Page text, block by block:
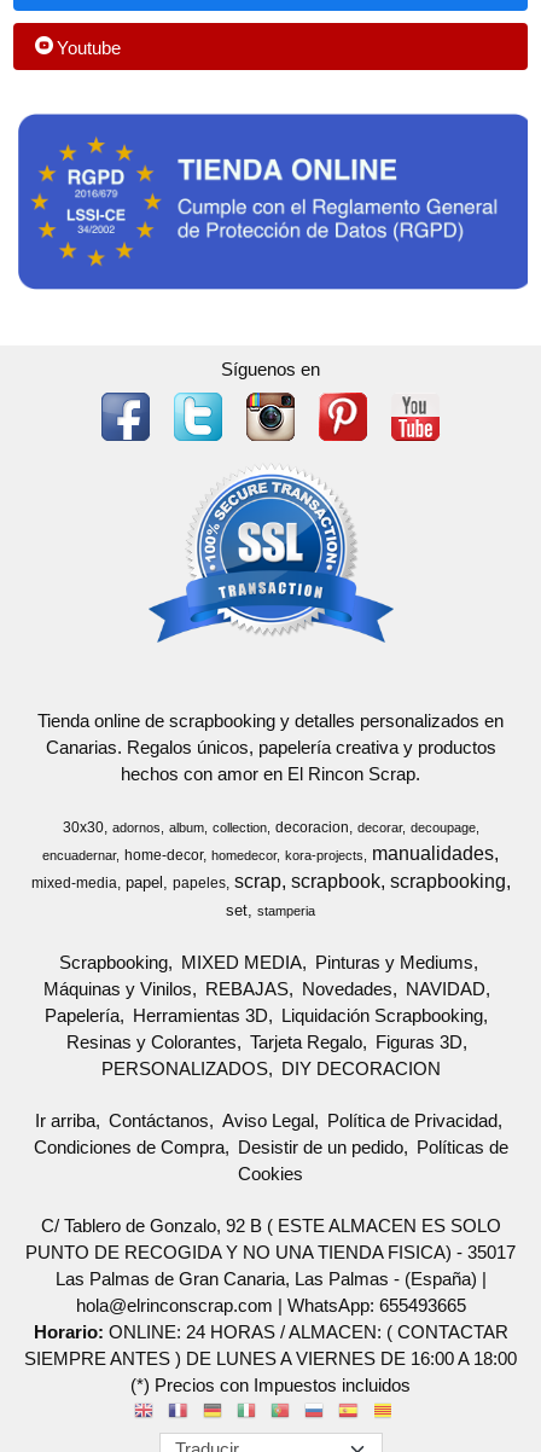
Youtube
Síguenos en
Tienda online de scrapbooking y detalles personalizados en
Canarias. Regalos únicos, papelería creativa y productos
hechos con amor en El Rincon Scrap.
30x30 adornos album collection decoracion decorar
decoupage
encuadernar
home-decor homedecor kora-projects manualidades
mixed-media papel papeles scrap scrapbook scrapbooking
set stamperia
Scrapbooking MIXED MEDIA
Pinturas y Mediums
Máquinas y Vinilos
REBAJAS Novedades
NAVIDAD
Papelería
Herramientas 3D
Liquidación Scrapbooking
Resinas y Colorantes
Tarjeta Regalo
Figuras 3D
PERSONALIZADOS
DIY DECORACION
Ir arriba Contáctanos Aviso Legal
Política de Privacidad
Condiciones de Compra
Desistir de un pedido
Políticas de
Cookies
C/ Tablero de Gonzalo, 92 B ( ESTE ALMACEN ES SOLO
PUNTO DE RECOGIDA Y NO UNA TIENDA FISICA) - 35017
Las Palmas de Gran Canaria, Las Palmas - (España) |
hola@elrinconscrap.com | WhatsApp: 655493665
Horario: ONLINE: 24 HORAS / ALMACEN: ( CONTACTAR
SIEMPRE ANTES ) DE LUNES A VIERNES DE 16:00 A 18:00
(*) Precios con Impuestos incluidos